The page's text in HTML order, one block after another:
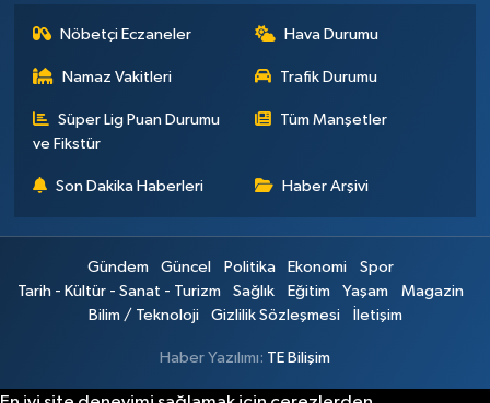
Nöbetçi Eczaneler Hava Durumu
Namaz Vakitleri Trafik Durumu
Süper Lig Puan Durumu
ve Fikstür
Tüm Manşetler
Son Dakika Haberleri Haber Arşivi
Gündem Güncel Politika Ekonomi
Spor
Tarih - Kültür - Sanat - Turizm
Sağlık Eğitim Yaşam
Magazin
Bilim / Teknoloji
Gizlilik Sözleşmesi İletişim
Haber Yazılımı: TE Bilişim